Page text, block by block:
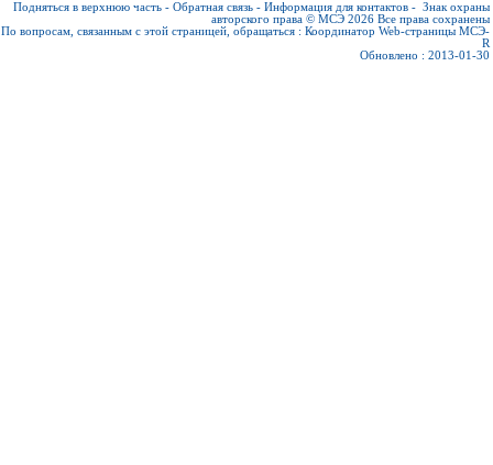
Подняться в верхнюю часть - Обратная связь - Информация для контактов - Знак охраны
авторского права © МСЭ 2026 Все права сохранены
По вопросам, связанным с этой страницей, обращаться : Координатор Web-страницы МСЭ-
R
Обновлено : 2013-01-30